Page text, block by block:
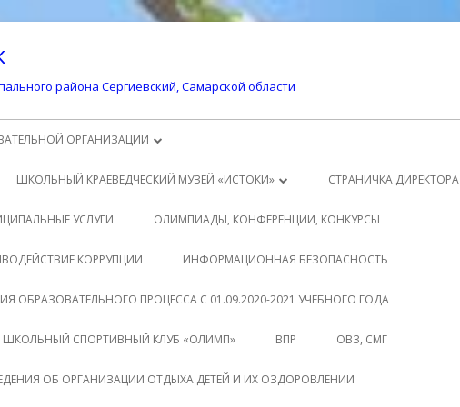
района Сергиевский, Самарской области
ОРГАНИЗАЦИИ
ШКОЛЬНЫЙ КРАЕВЕДЧЕСКИЙ МУЗЕЙ «ИСТОКИ»
ИСТОРИЯ ПОСЕЛКА СВЕТЛОДОЛЬСК
ИСТОРИЯ ШКОЛЫ
СТРАНИЧКА ДИРЕКТОРА
УСЛУГИ ОЛИМПИАДЫ, КОНФЕРЕНЦИИ, КОНКУРСЫ
КОРРУПЦИИ ИНФОРМАЦИОННАЯ БЕЗОПАСНОСТЬ
ОБРАЗОВАТЕЛЬНОГО ПРОЦЕССА С 01.09.2020-2021 УЧЕБНОГО ГОДА
ШКОЛЬНЫЙ СПОРТИВНЫЙ КЛУБ «ОЛИМП» ВПР ОВЗ, СМГ
ОБ ОРГАНИЗАЦИИ ОТДЫХА ДЕТЕЙ И ИХ ОЗДОРОВЛЕНИИ